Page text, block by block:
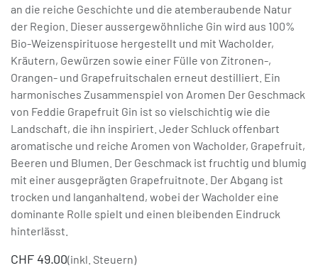
an die reiche Geschichte und die atemberaubende Natur
der Region. Dieser aussergewöhnliche Gin wird aus 100%
Bio-Weizenspirituose hergestellt und mit Wacholder,
Kräutern, Gewürzen sowie einer Fülle von Zitronen-,
Orangen- und Grapefruitschalen erneut destilliert. Ein
harmonisches Zusammenspiel von Aromen Der Geschmack
von Feddie Grapefruit Gin ist so vielschichtig wie die
Landschaft, die ihn inspiriert. Jeder Schluck offenbart
aromatische und reiche Aromen von Wacholder, Grapefruit,
Beeren und Blumen. Der Geschmack ist fruchtig und blumig
mit einer ausgeprägten Grapefruitnote. Der Abgang ist
trocken und langanhaltend, wobei der Wacholder eine
dominante Rolle spielt und einen bleibenden Eindruck
hinterlässt.
CHF 49.00(inkl. Steuern)